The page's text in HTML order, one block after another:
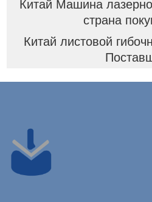
Китай Машина
страна
Китай листовой